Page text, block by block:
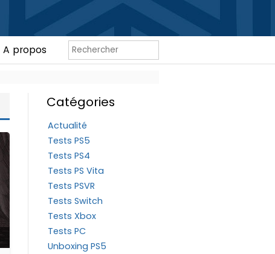
A propos
Catégories
Actualité
Tests PS5
Tests PS4
Tests PS Vita
Tests PSVR
Tests Switch
Tests Xbox
Tests PC
Unboxing PS5